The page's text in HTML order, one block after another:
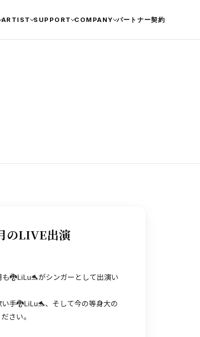
ARTIST SUPPORT COMPANY パートナー契約
のLIVE出演
🐉LiLu🐬がシンガーとして出演い
手🐉LiLu🐬、そして今の等身大の
さい。